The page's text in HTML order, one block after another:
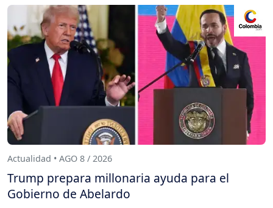
Actualidad • AGO 8 / 2026
Trump prepara millonaria ayuda para el
Gobierno de Abelardo